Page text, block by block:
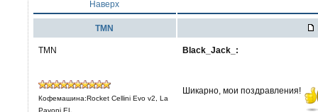
Наверх
TMN
TMN
Кофемашина:Rocket Cellini Evo v2, La
Pavoni EL
Black_Jack_:
Шикарно, мои поздравления!